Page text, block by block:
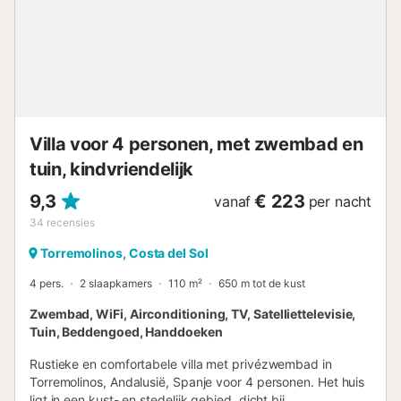
Villa voor 4 personen, met zwembad en
tuin, kindvriendelijk
9,3
34 recensies
vanaf € 223 per nacht
Torremolinos, Costa del Sol
4 pers. 2 slaapkamers 110 m² 650 m tot de kust
Zwembad, WiFi, Airconditioning, TV, Satelliettelevisie,
Tuin, Beddengoed, Handdoeken
Rustieke en comfortabele villa met privézwembad in
Torremolinos, Andalusië, Spanje voor 4 personen. Het huis